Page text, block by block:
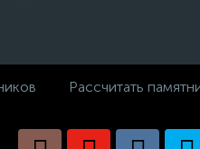
Рассчитать